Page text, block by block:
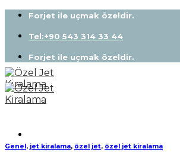
Skip
content
Forjet ile uçmak özeldir.
Tel:+90 543 314 33 44
Forjet ile uçmak özeldir.
Genel, jet kiralama, özel jet, özel jet kiralama